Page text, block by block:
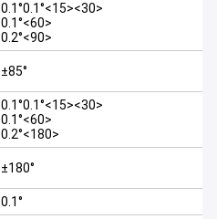
0.1°0.1°<15><30>
0.1°<60>
0.2°<90>
±85°
0.1°0.1°<15><30>
0.1°<60>
0.2°<180>
±180°
0.1°